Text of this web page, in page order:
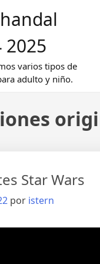
2025
varios tipos de
adulto y niño.
Star Wars
por istern